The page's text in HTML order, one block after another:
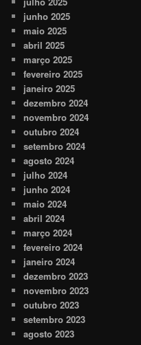
junho 2025
maio 2025
abril 2025
março 2025
fevereiro 2025
janeiro 2025
dezembro 2024
novembro 2024
outubro 2024
setembro 2024
agosto 2024
julho 2024
junho 2024
maio 2024
abril 2024
março 2024
fevereiro 2024
janeiro 2024
dezembro 2023
novembro 2023
outubro 2023
setembro 2023
agosto 2023